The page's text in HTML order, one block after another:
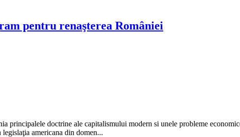
pentru renaşterea României
principalele doctrine ale capitalismului modern si unele probleme
americana din domen...